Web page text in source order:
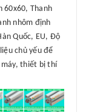
60x60, Thanh
nhôm định
Quốc, EU, Độ
chủ yếu để
máy, thiết bị thí